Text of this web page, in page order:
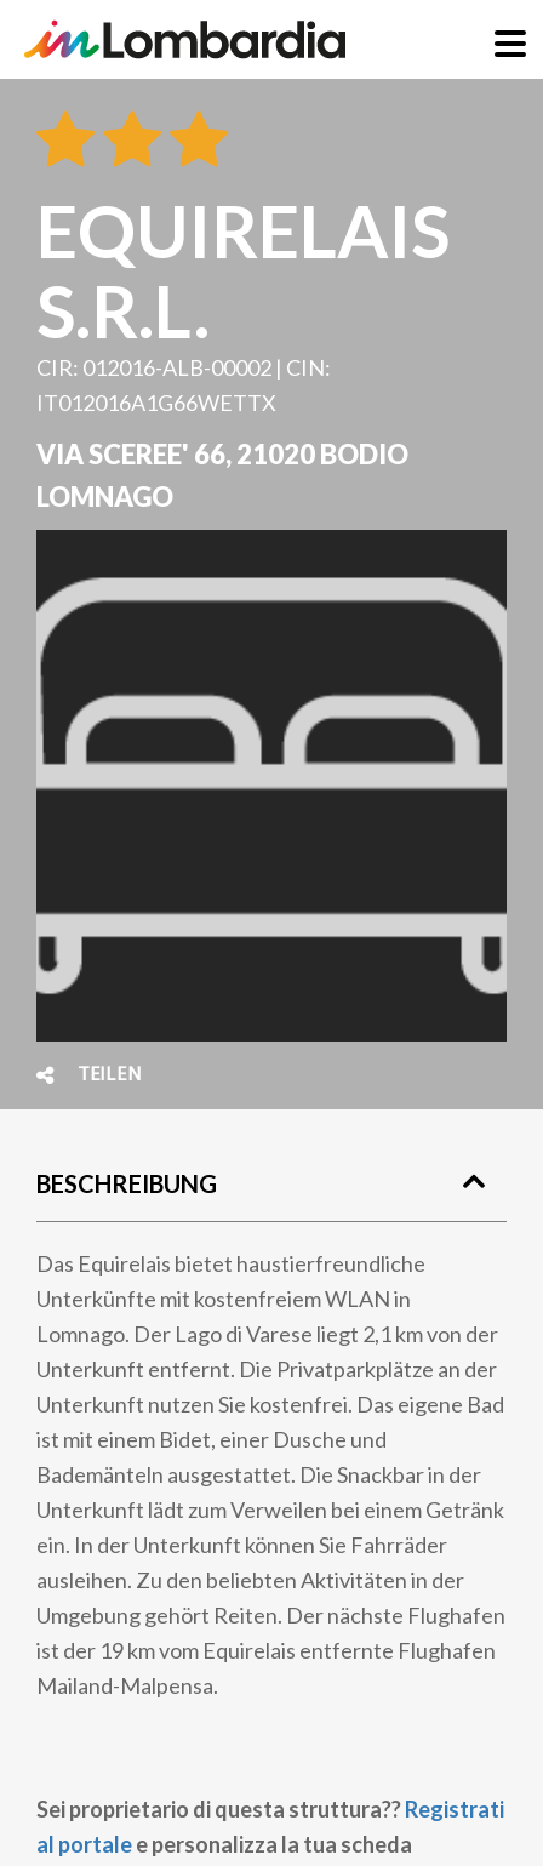
zum
Inhalt
EQUIRELAIS
S.R.L.
CIR: 012016-ALB-00002 | CIN:
IT012016A1G66WETTX
VIA SCEREE' 66,21020BODIO
LOMNAGO
TEILEN
BESCHREIBUNG
Das Equirelais bietet haustierfreundliche
Unterkünfte mit kostenfreiem WLAN in
Lomnago. Der Lago di Varese liegt 2,1 km von der
Unterkunft entfernt. Die Privatparkplätze an der
Unterkunft nutzen Sie kostenfrei. Das eigene Bad
ist mit einem Bidet, einer Dusche und
Bademänteln ausgestattet. Die Snackbar in der
Unterkunft lädt zum Verweilen bei einem Getränk
ein. In der Unterkunft können Sie Fahrräder
ausleihen. Zu den beliebten Aktivitäten in der
Umgebung gehört Reiten. Der nächste Flughafen
ist der 19 km vom Equirelais entfernte Flughafen
Mailand-Malpensa.
Sei proprietario di questa struttura??Registrati
al portalee personalizza la tua scheda